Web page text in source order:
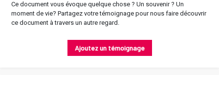
Ce document vous évoque quelque chose ? Un souvenir ? Un
moment de vie? Partagez votre témoignage pour nous faire découvrir
ce document à travers un autre regard.
Ajoutez un témoignage